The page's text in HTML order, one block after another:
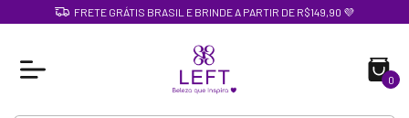
FRETE GRÁTIS BRASIL E BRINDE A PARTIR DE R$149,90 💜
0